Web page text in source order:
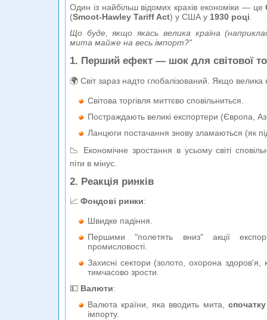
Один із найбільш відомих крахів економіки — це
(Smoot-Hawley Tariff Act) у США у 1930 році
Що буде, якщо якась велика країна
мита майже на весь імпорт?"
1. Перший ефект — шок для світової
🌍 Світ зараз надто глобалізований. Якщо велика
Світова торгівля миттєво сповільниться.
Постраждають великі експортери (Європа,
Ланцюги постачання знову зламаються (як
📉 Економічне зростання в усьому світі
піти в мінус.
2. Реакція ринків
📈 Фондові ринки:
Швидке падіння.
Першими "полетять вниз" акції
промисловості.
Захисні сектори (золото, охорона здоров'я,
тимчасово зрости.
💵 Валюти:
Валюта країни, яка вводить мита,
імпорту.